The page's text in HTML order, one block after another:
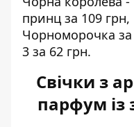
принц за 109
Чорноморочка
3 за 62 грн.
Свічки з
парфум із